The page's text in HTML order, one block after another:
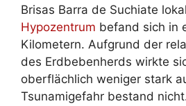
Brisas Barra de Suchiate
Hypozentrum befand sich in
Kilometern. Aufgrund der
des Erdbebenherds wirkte
oberflächlich weniger stark
Tsunamigefahr bestand